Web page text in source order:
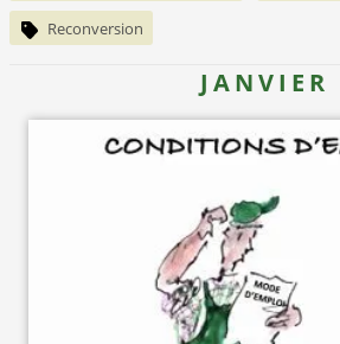
Reconversion
JANVIER